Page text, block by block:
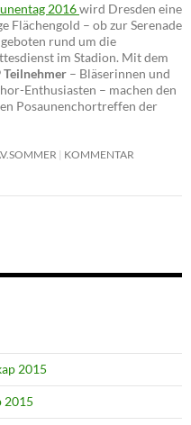
2016wird Dresden eine
Flächengold – ob zur Serenade
rund um die
im Stadion. Mit dem
Teilnehmer – Bläserinnen und
Enthusiasten – machen den
Posaunenchortreffen der
KOMMENTAR
2015
2015